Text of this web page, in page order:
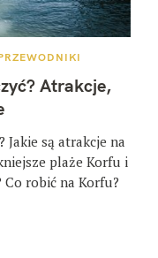
Atrakcje,
Jakie są atrakcje na
plaże Korfu i
robić na Korfu?